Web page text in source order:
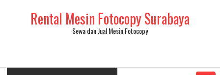
Rental Mesin Fotocopy Surabaya
Sewa dan Jual Mesin Fotocopy